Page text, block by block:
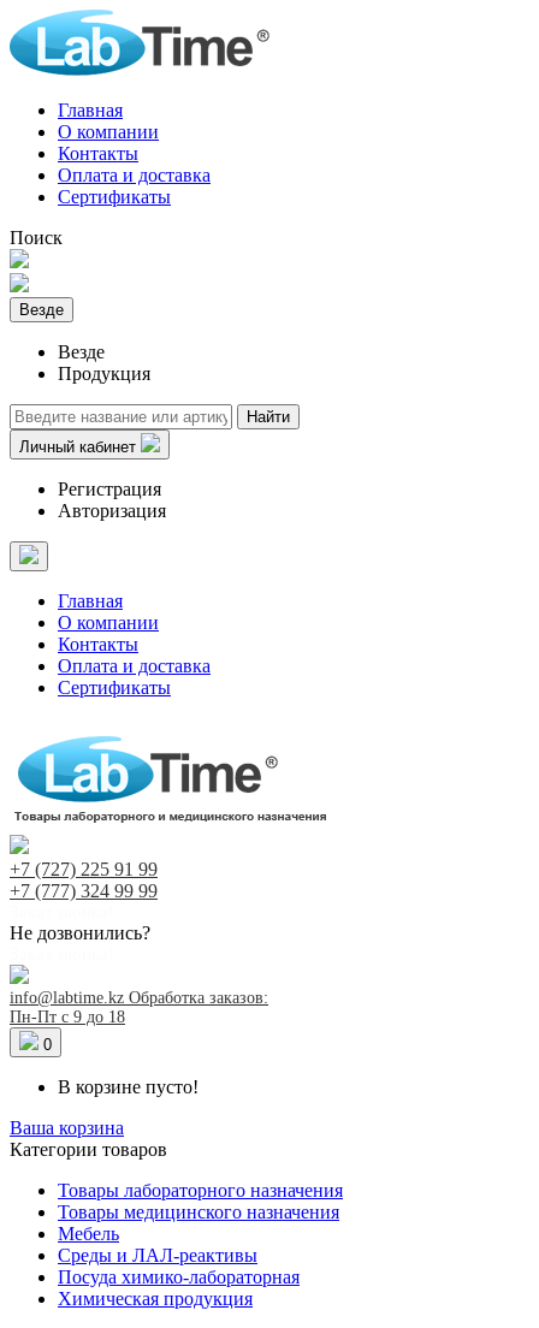
Главная
О компании
Контакты
Оплата и доставка
Сертификаты
Поиск
Везде
Везде
Продукция
Найти
Личный кабинет
Регистрация
Авторизация
Главная
О компании
Контакты
Оплата и доставка
Сертификаты
+7 (727) 225 91 99
+7 (777) 324 99 99
Не дозвонились?
info@labtime.kz Обработка заказов:
Пн-Пт с 9 до 18
0
В корзине пусто!
Ваша корзина
Категории товаров
Товары лабораторного назначения
Товары медицинского назначения
Мебель
Среды и ЛАЛ-реактивы
Посуда химико-лабораторная
Химическая продукция